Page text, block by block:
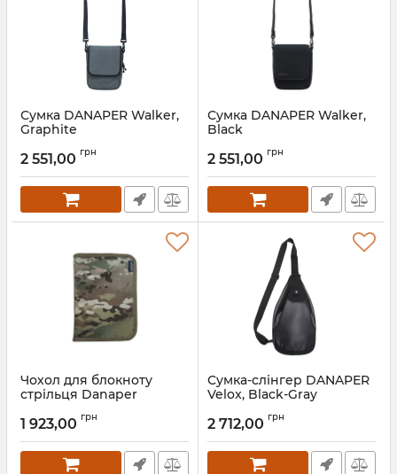
Сумка DANAPER Walker,
Graphite
2 551,00 грн
Сумка DANAPER Walker,
Black
2 551,00 грн
Чохол для блокноту
стрільця Danaper
1 923,00 грн
Сумка-слінгер DANAPER
Velox, Black-Gray
2 712,00 грн